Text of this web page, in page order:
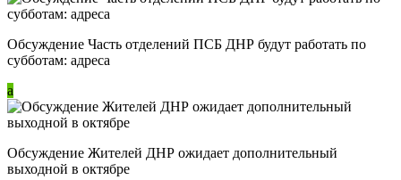
Обсуждение Часть отделений ПСБ ДНР будут работать по
субботам: адреса
a
Обсуждение Жителей ДНР ожидает дополнительный
выходной в октябре